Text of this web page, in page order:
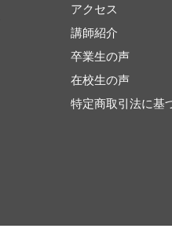
アクセス
講師紹介
卒業生の声
在校生の声
特定商取引法に基